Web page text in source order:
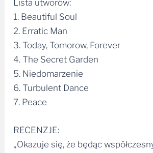
Lista utworów:
1. Beautiful Soul
2. Erratic Man
3. Today, Tomorow, Forever
4. The Secret Garden
5. Niedomarzenie
6. Turbulent Dance
7. Peace
RECENZJE:
„Okazuje się, że będąc